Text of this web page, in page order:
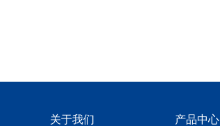
关于我们 产品中心